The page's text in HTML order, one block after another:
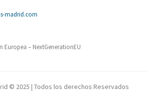
madrid.com
– NextGenerationEU
© 2025 | Todos los derechos Reservados